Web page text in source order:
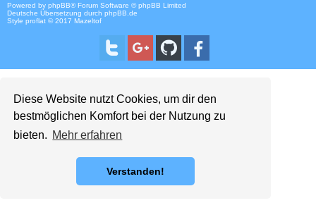
Diese Website nutzt Cookies, um dir den
bestmöglichen Komfort bei der Nutzung zu
bieten. Mehr erfahren
Verstanden!
Powered by phpBB® Forum Software © phpBB Limited
Deutsche Übersetzung durch phpBB.de
Style proflat © 2017 Mazeltof